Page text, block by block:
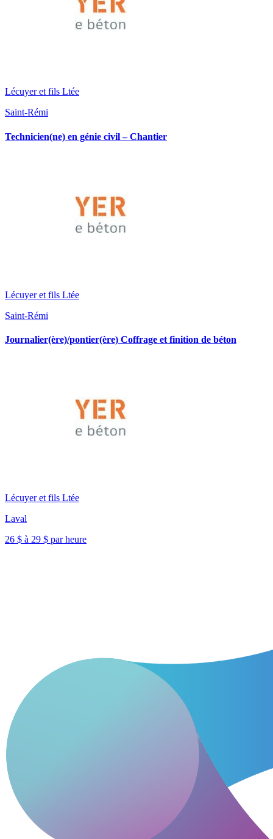
Lécuyer et fils Ltée
Saint-Rémi
Technicien(ne) en génie civil – Chantier
Lécuyer et fils Ltée
Saint-Rémi
Journalier(ère)/pontier(ère) Coffrage et finition de béton
Lécuyer et fils Ltée
Laval
26 $ à 29 $ par heure